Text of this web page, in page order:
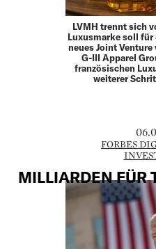
LVMH trennt sich
Luxusmarke soll für
neues Joint
G-III Apparel
französischen
weiterer
FORBES
MILLIARDEN FÜR